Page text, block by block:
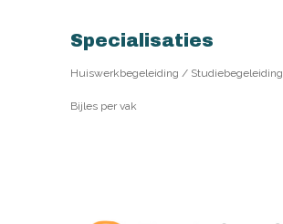
Specialisaties
Huiswerkbegeleiding / Studiebegeleiding
Bijles per vak